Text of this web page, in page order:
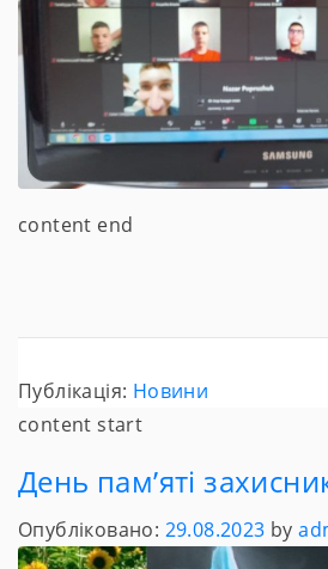
content end
Публікація: Новини
content start
День пам’яті
Опубліковано: 29.08.2023 by